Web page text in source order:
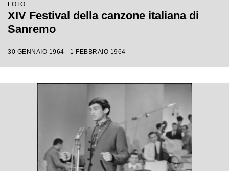
FOTO
XIV Festival della canzone italiana di
Sanremo
30 GENNAIO 1964 - 1 FEBBRAIO 1964